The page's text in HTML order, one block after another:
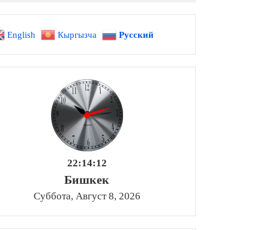
English Кыргызча Русский
22:14:14
Бишкек
Суббота, Август 8, 2026